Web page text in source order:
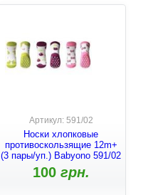
Артикул: 591/02
Носки хлопковые
противоскользящие 12m+
(3 пары/уп.) Babyono 591/02
100грн.